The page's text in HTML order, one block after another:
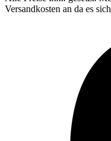
Versandkosten an da es